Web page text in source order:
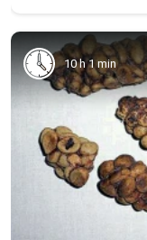
10 h 1 min